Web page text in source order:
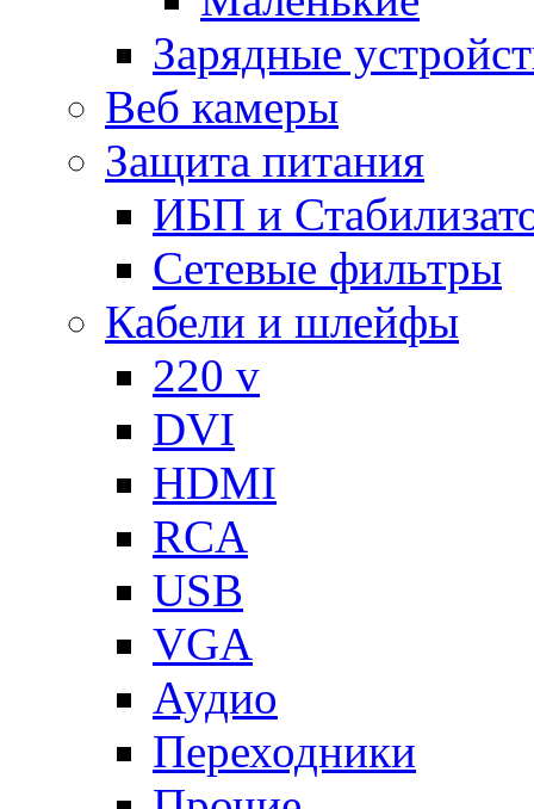
Зарядные
Веб камеры
Защита питания
ИБП и
Сетевые фильтры
Кабели и шлейфы
220 v
DVI
HDMI
RCA
USB
VGA
Аудио
Переходники